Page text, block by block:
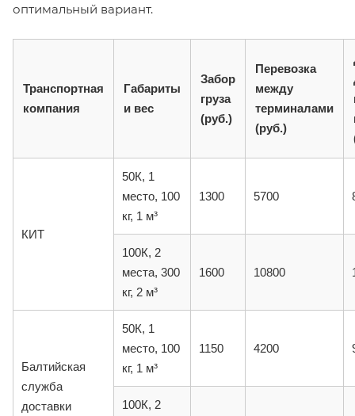
оптимальный вариант.
Транспортная
компания
Габариты
и вес
Забор
груза
(руб.)
Перевозка
между
терминалами
(руб.)
КИТ
50К, 1
место, 100
кг, 1 м³
1300 5700
100К, 2
места, 300
кг, 2 м³
1600 10800
Балтийская
служба
доставки
50К, 1
место, 100
кг, 1 м³
1150 4200
100К, 2